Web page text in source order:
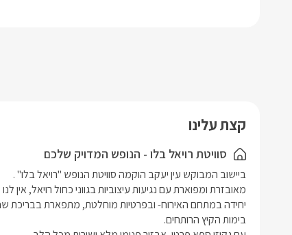
קצת עלינו
סוויטת רויאל בלו - הנופש המדויק שלכם